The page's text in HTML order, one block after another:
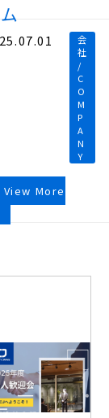
会
社
/
C
O
M
P
A
N
Y
View More